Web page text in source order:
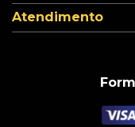
Atendimento